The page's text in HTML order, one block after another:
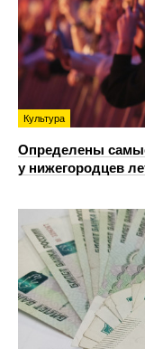
Культура
Определены
у нижегородцев